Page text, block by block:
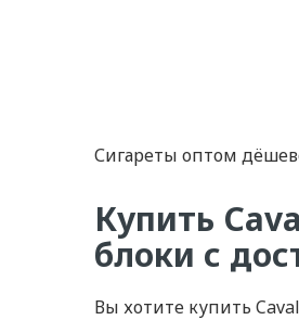
Сигареты оптом
Купить
блоки с
Вы хотите купить